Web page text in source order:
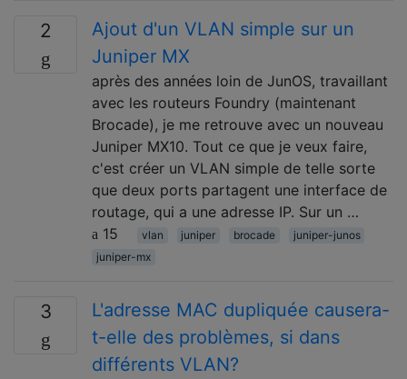
2
Ajout d'un VLAN simple sur un
Juniper MX
après des années loin de JunOS, travaillant
avec les routeurs Foundry (maintenant
Brocade), je me retrouve avec un nouveau
Juniper MX10. Tout ce que je veux faire,
c'est créer un VLAN simple de telle sorte
que deux ports partagent une interface de
routage, qui a une adresse IP. Sur un …
15
vlan juniper brocade
juniper-junos
juniper-mx
3
L'adresse MAC dupliquée causera-
t-elle des problèmes, si dans
différents VLAN?